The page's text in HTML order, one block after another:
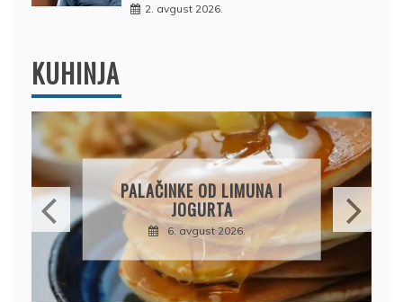
2. avgust 2026.
KUHINJA
BRZI KOLAČ BEZ PEČENJA:
PIŠKOTE, MALINE I
ČOKOLADA U SAVRŠENOJ
KOMBINACIJI
6. avgust 2026.